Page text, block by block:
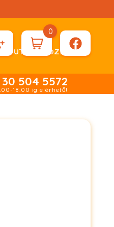
ÁTUTALÁSHOZ.
0
30 504 5572
18.00 ig elérhető!